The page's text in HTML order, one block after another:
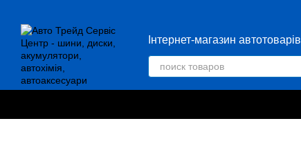
Інтернет-магазин автотоварів